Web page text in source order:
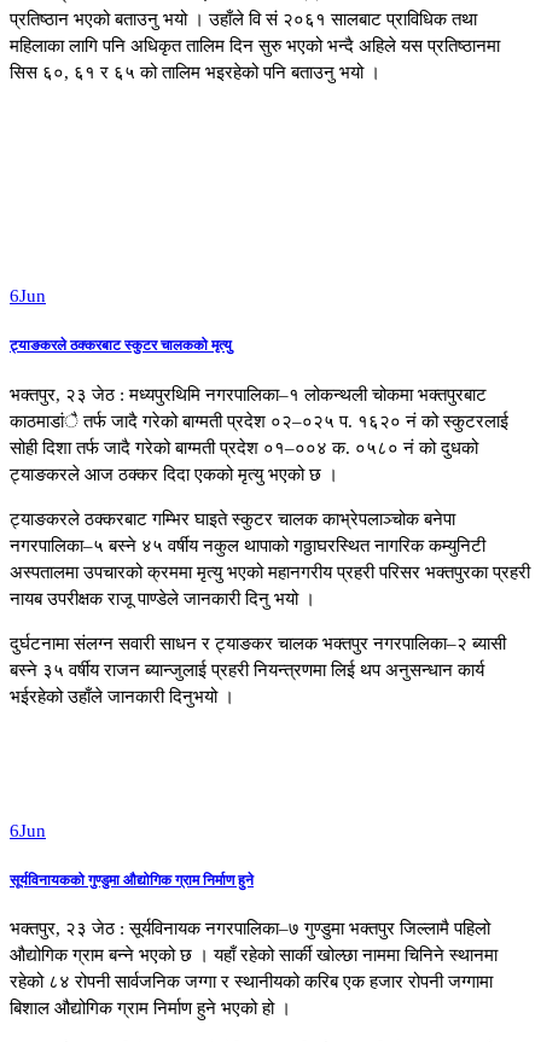
प्रतिष्ठान भएको बताउनु भयो । उहाँले वि सं २०६१ सालबाट प्राविधिक तथा
महिलाका लागि पनि अधिकृत तालिम दिन सुरु भएको भन्दै अहिले यस प्रतिष्ठानमा
सिस ६०, ६१ र ६५ को तालिम भइरहेको पनि बताउनु भयो ।
6Jun
ट्याङकरले ठक्करबाट स्कुटर चालकको मृत्यु
भक्तपुर, २३ जेठ : मध्यपुरथिमि नगरपालिका–१ लोकन्थली चोकमा भक्तपुरबाट
काठमाडांै तर्फ जादै गरेको बाग्मती प्रदेश ०२–०२५ प. १६२० नं को स्कुटरलाई
सोही दिशा तर्फ जादै गरेको बाग्मती प्रदेश ०१–००४ क. ०५८० नं को दुधको
ट्याङकरले आज ठक्कर दिदा एकको मृत्यु भएको छ ।
ट्याङकरले ठक्करबाट गम्भिर घाइते स्कुटर चालक काभ्रेपलाञ्चोक बनेपा
नगरपालिका–५ बस्ने ४५ वर्षीय नकुल थापाको गठ्ठाघरस्थित नागरिक कम्युनिटी
अस्पतालमा उपचारको क्रममा मृत्यु भएको महानगरीय प्रहरी परिसर भक्तपुरका प्रहरी
नायब उपरीक्षक राजू पाण्डेले जानकारी दिनु भयो ।
दुर्घटनामा संलग्न सवारी साधन र ट्याङकर चालक भक्तपुर नगरपालिका–२ ब्यासी
बस्ने ३५ वर्षीय राजन ब्यान्जुलाई प्रहरी नियन्त्रणमा लिई थप अनुसन्धान कार्य
भईरहेको उहाँले जानकारी दिनुभयो ।
6Jun
सूर्यविनायकको गुण्डुमा औद्योगिक ग्राम निर्माण हुने
भक्तपुर, २३ जेठ : सूर्यविनायक नगरपालिका–७ गुण्डुमा भक्तपुर जिल्लामै पहिलो
औद्योगिक ग्राम बन्ने भएको छ । यहाँ रहेको सार्की खोल्छा नाममा चिनिने स्थानमा
रहेको ८४ रोपनी सार्वजनिक जग्गा र स्थानीयको करिब एक हजार रोपनी जग्गामा
बिशाल औद्योगिक ग्राम निर्माण हुने भएको हो ।